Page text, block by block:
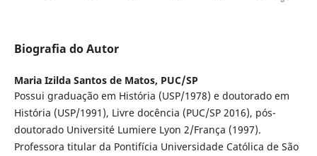
Biografia do Autor
Maria Izilda Santos de Matos, PUC/SP
Possui graduação em História (USP/1978) e doutorado em
História (USP/1991), Livre docência (PUC/SP 2016), pós-
doutorado Université Lumiere Lyon 2/França (1997).
Professora titular da Pontifícia Universidade Católica de São